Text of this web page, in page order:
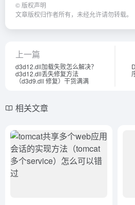
© 版权声明
文章版权归作者所有，未经允许请勿转载。
上一篇
d3d12.dll加载失败怎么解决？
d3d12.dll丢失修复方法
（d3d9.dll 修复）干货满满
相关文章